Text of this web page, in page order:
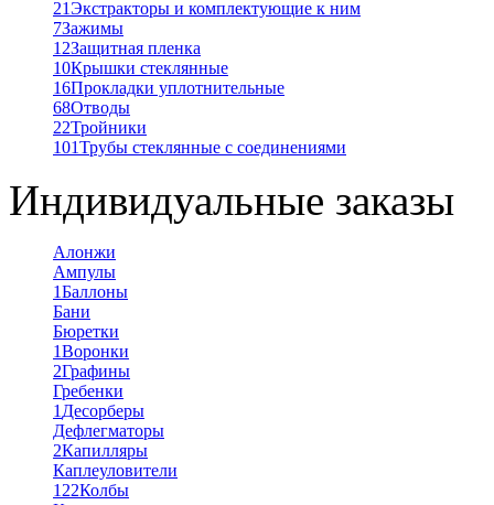
21Экстракторы и комплектующие к ним
7Зажимы
12Защитная пленка
10Крышки стеклянные
16Прокладки уплотнительные
68Отводы
22Тройники
101Трубы стеклянные с соединениями
Индивидуальные заказы
Алонжи
Ампулы
1Баллоны
Бани
Бюретки
1Воронки
2Графины
Гребенки
1 Десорберы
Дефлегматоры
2Капилляры
Каплеуловители
122Колбы